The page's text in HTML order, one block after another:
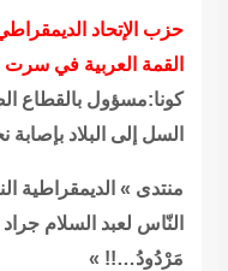
حزب الإتحاد
القمة العربية في سرت
كونا:مسؤول بالقطاع
السل إلى البلاد بإصابة نحو 2500
منتدى » الديمقراطية
النّاس لعبد السلام
مَرْدُودُ…!! »